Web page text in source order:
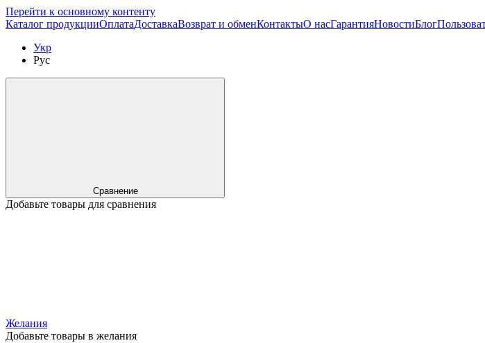
Перейти к основному контенту
Каталог продукцииОплатаДоставкаВозврат и обменКонтактыО насГарантияНовостиБлог
Укр
Рус
Сравнение
Добавьте товары для сравнения
Желания
Добавьте товары в желания